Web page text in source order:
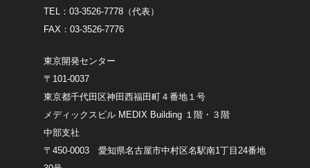
TEL：03-3526-7778（代表）
FAX：03-3526-7776
東京開発センター
〒101-0037
東京都千代田区神田西福田町４番地１号
メディックスビル MEDIX Building １階・３階
中部支社
〒450-0003 愛知県名古屋市中村区名駅南1丁目24番地